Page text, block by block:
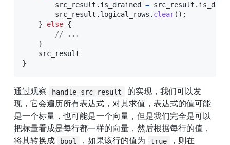
        src_result
. is_drained = src_result .
        src_result
. logical_rows . clear( ) ;
}
else {
// ...
}
}
通过观察 handle_src_result
的实现，我们可以发
现，它会遍历所有表达式，对其求值，表达式的值可能
是一个标量，也可能是一个向量，但是我们完全是可以
把标量看成是每行都一样的向量，然后根据每行的值，
将其转换成
bool ，如果该行的值为 true